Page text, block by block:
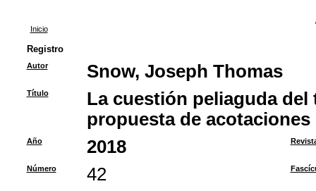
Inicio
Registro
Autor Snow, Joseph Thomas
Título
La cuestión peliaguda
propuesta de acotaciones
Año 2018
Número 42